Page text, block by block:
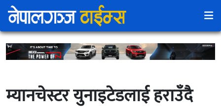
म्यानचेस्टर युनाइटेडलाई हराउँदै